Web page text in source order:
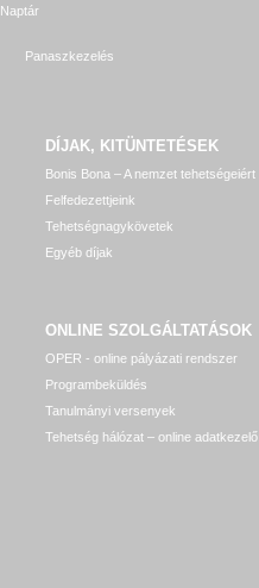
Naptár
Panaszkezelés
DÍJAK, KITÜNTETÉSEK
Bonis Bona – A nemzet tehetségeiért
Felfedezettjeink
Tehetségnagykövetek
Egyéb díjak
ONLINE SZOLGÁLTATÁSOK
OPER - online pályázati rendszer
Programbeküldés
Tanulmányi versenyek
Tehetség hálózat – online adatkezelő